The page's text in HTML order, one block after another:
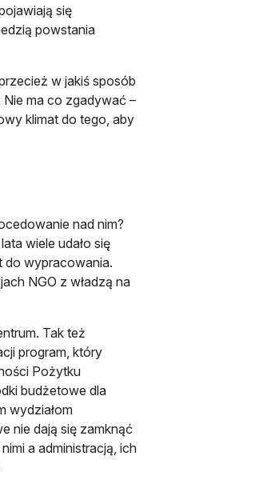
się
powstania
w jakiś sposób
ma co zgadywać –
klimat do tego, aby
nad nim?
wiele udało się
do wypracowania.
NGO z władzą na
Tak też
program, który
Pożytku
budżetowe dla
wydziałom
nie dają się zamknąć
a administracją, ich